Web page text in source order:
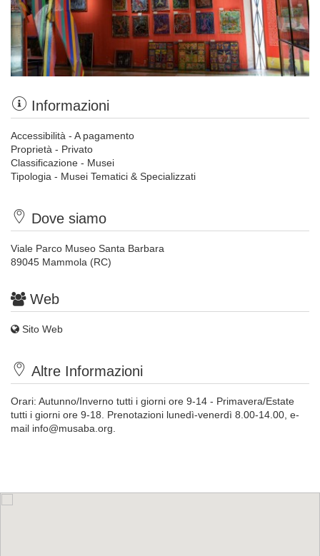
Informazioni
Accessibilità - A pagamento
Proprietà - Privato
Classificazione - Musei
Tipologia - Musei Tematici & Specializzati
Dove siamo
Viale Parco Museo Santa Barbara
89045 Mammola (RC)
Web
Sito Web
Altre Informazioni
Orari: Autunno/Inverno tutti i giorni ore 9-14 - Primavera/Estate
tutti i giorni ore 9-18. Prenotazioni lunedì-venerdì 8.00-14.00, e-
mail info@musaba.org